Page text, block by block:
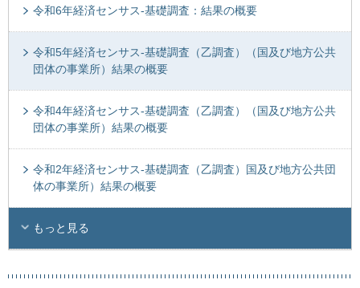
令和6年経済センサス-基礎調査：結果の概要
令和5年経済センサス-基礎調査（乙調査）（国及び地方公共
団体の事業所）結果の概要
令和4年経済センサス-基礎調査（乙調査）（国及び地方公共
団体の事業所）結果の概要
令和2年経済センサス-基礎調査（乙調査）国及び地方公共団
体の事業所）結果の概要
もっと見る